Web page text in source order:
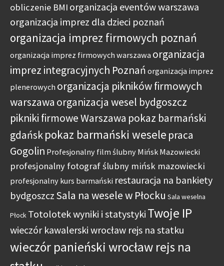
obliczenie BMI organizacja eventów warszawa
organizacja imprez dla dzieci poznań
organizacja imprez firmowych poznań
organizacja imprez firmowych warszawa organizacja
imprez integracyjnych Poznań organizacja imprez
plenerowych organizacja pikników firmowych
warszawa organizacja wesel bydgoszcz
pikniki firmowe Warszawa pokaz barmański
gdańskpokaz barmański wesele praca
Gogolin Profesjonalny film ślubny Mińsk Mazowiecki
profesjonalny fotograf ślubny mińsk mazowiecki
profesjonalny kurs barmański restauracja na bankiety
bydgoszcz Sala na wesele w Płocku Sala weselna
Płock Totolotek wyniki i statystyki Twoje IP
wieczór kawalerski wrocław rejs na statku
wieczór panieński wrocław rejs na